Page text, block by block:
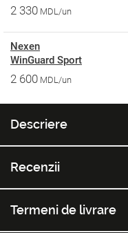
2 330 MDL/un
Nexen
WinGuard Sport
2 600 MDL/un
Descriere
Recenzii
Termeni de livrare